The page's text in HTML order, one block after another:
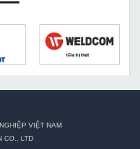
VIỆT NAM
CO., LTD